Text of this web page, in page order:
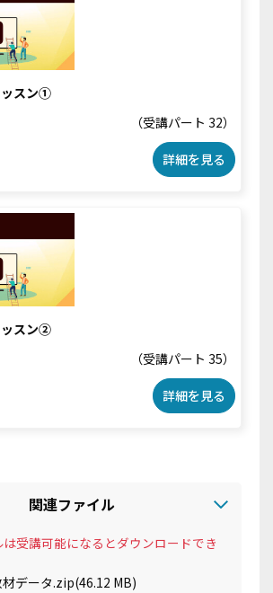
スン①
（受講パート 32）
詳細を見る
スン②
（受講パート 35）
詳細を見る
関連ファイル
受講可能になるとダウンロードでき
データ.zip(46.12 MB)